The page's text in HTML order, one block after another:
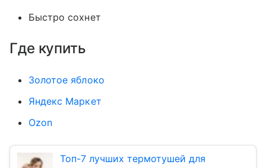
Быстро сохнет
Где купить
Золотое яблоко
Яндекс Маркет
Ozon
Топ-7 лучших термотушей для